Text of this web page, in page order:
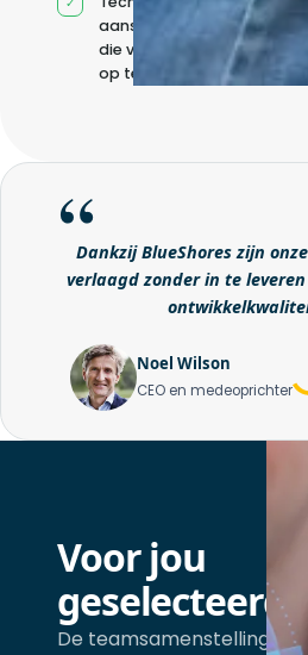
aansturing zonder
die volledig intern
op te bouwen
Dankzij BlueShores zijn
verlaagd zonder in te
Noel Wilson
CEO en medeoprichter
Voor jou
geselecteerd
De teamsamenstelling